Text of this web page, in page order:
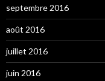
septembre 2016
août 2016
juillet 2016
juin 2016